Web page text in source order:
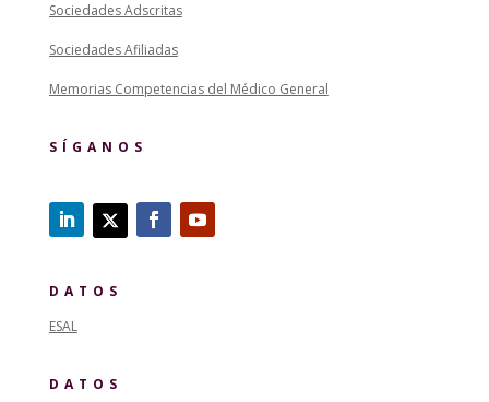
Sociedades Adscritas
Sociedades Afiliadas
Memorias Competencias del Médico General
SÍGANOS
DATOS
ESAL
DATOS